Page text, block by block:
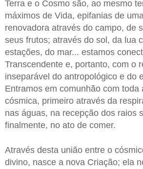
Terra e o Cosmo são, ao mesmo
máximos de Vida, epifanias de
renovadora através do campo, de
seus frutos; através do sol, da lua
estações, do mar... estamos
Transcendente e, portanto, com o
inseparável do antropológico e do
Entramos em comunhão com toda
cósmica, primeiro através da
nas águas, na recepção dos raios
finalmente, no ato de comer.
Através desta união entre o
divino, nasce a nova Criação; ela